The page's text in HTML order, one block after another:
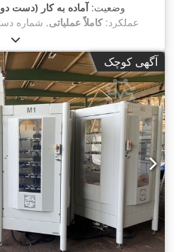
وضعیت:آماده به کار (دست
عملکرد:کاملاً عملیاتی, شماره
۴۰۰ میلی‌متر
۵۵۰ میلی‌متر, مسافت حرکت محور Z:۳۶۰
میلی‌متر , سرعت آگهی کوچک